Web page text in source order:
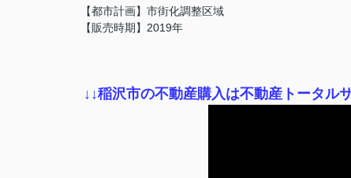
【都市計画】市街化調整区域
【販売時期】2019年
↓ ↓稲沢市の不動産購入は不動産トータル